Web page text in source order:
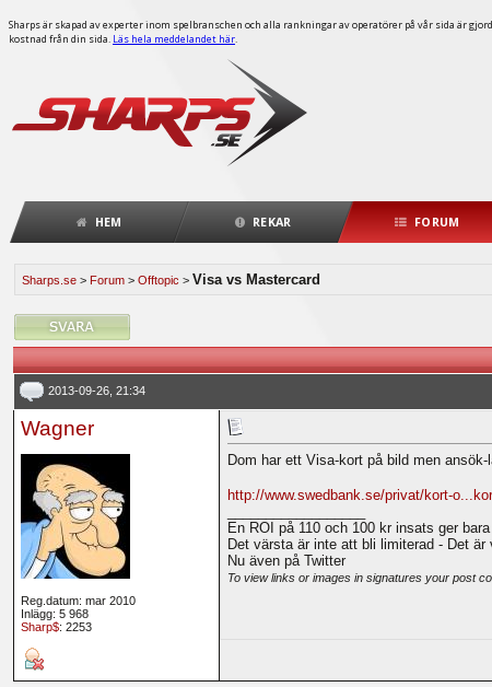
Sharps är skapad av experter inom spelbranschen och alla rankningar av operatörer på vår sida är
kostnad från din sida. Läs hela meddelandet här.
HEM REKAR FORUM
Sharps.se > Forum > Offtopic > Visa vs Mastercard
2013-09-26, 21:34
Wagner
Reg.datum: mar 2010
Inlägg: 5 968
Sharp$: 2253
Dom har ett Visa-kort på bild men ansök-
http://www.swedbank.se/privat/kort-
En ROI på 110 och 100 kr insats ger
Det värsta är inte att bli limiterad - Det är
Nu även på Twitter
To view links or images in signatures your post